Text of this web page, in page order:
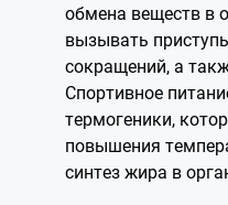
обмена веществ в
вызывать
сокращений, а
Спортивное
термогеники,
повышения
синтез жира в